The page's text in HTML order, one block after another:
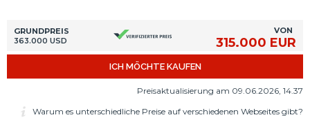
GRUNDPREIS
363.000 USD
VON
315.000 EUR
ICH MÖCHTE KAUFEN
Preisaktualisierung am 09.06.2026, 14.37
Warum es unterschiedliche Preise auf verschiedenen Webseites gibt?